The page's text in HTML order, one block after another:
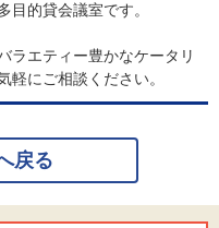
目的貸会議室です。
ラエティー豊かなケータリ
軽にご相談ください。
戻る